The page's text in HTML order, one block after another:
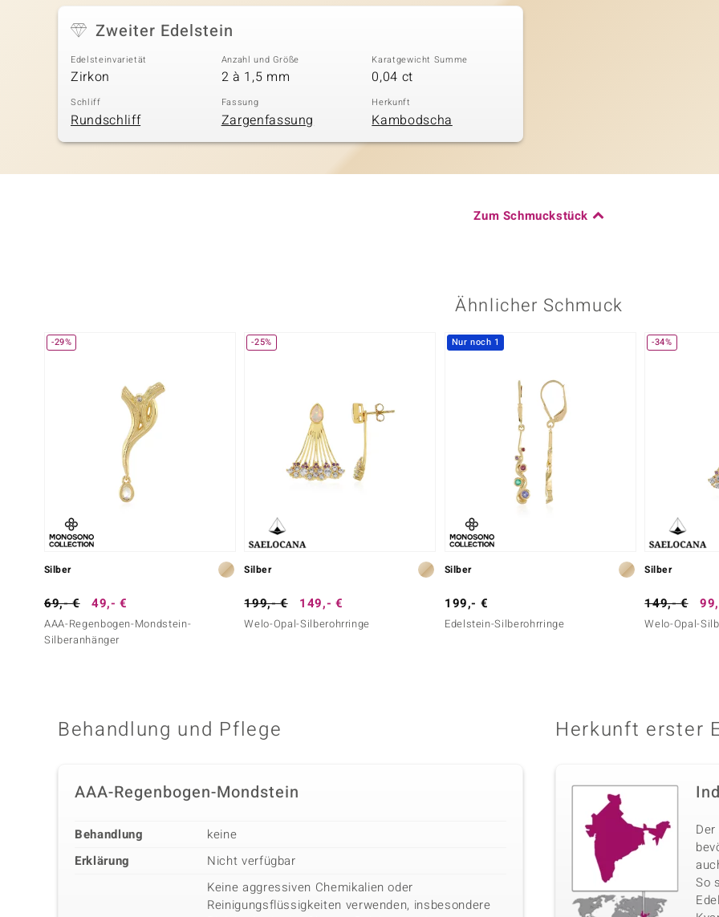
Zweiter Edelstein
Edelsteinvarietät
Zirkon
Anzahl und Größe
2 à 1,5 mm
Karatgewicht Summe
0,04 ct
Schliff
Rundschliff
Fassung
Zargenfassung
Herkunft
Kambodscha
Zum Schmuckstück
Ähnlicher Schmuck
-29%
Silber
69,- € 49,- €
AAA-Regenbogen-Mondstein-
Silberanhänger
-25%
Silber
199,- € 149,- €
Welo-Opal-Silberohrringe
Nur noch 1
Silber
199,- €
Edelstein-Silberohrringe
-34%
Silber
149,- €
Welo-Opal-
Behandlung und Pflege
AAA-Regenbogen-Mondstein
Behandlung
keine
Erklärung
Nicht verfügbar
Keine aggressiven Chemikalien oder
Reinigungsflüssigkeiten verwenden, insbesondere
Herkunft erster
So